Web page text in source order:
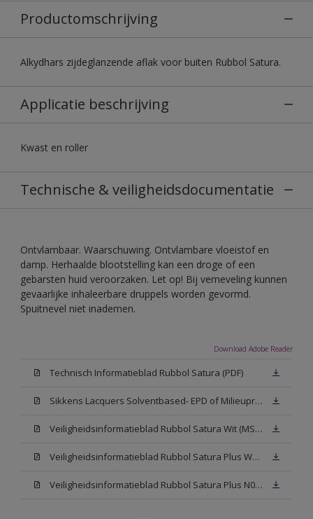
Productomschrijving
Alkydhars zijdeglanzende aflak voor buiten Rubbol Satura.
Applicatie beschrijving
Kwast en roller
Technische & veiligheidsdocumentatie
Ontvlambaar. Waarschuwing. Ontvlambare vloeistof en
damp. Herhaalde blootstelling kan een droge of een
gebarsten huid veroorzaken. Let op! Bij verneveling kunnen
gevaarlijke inhaleerbare druppels worden gevormd.
Spuitnevel niet inademen.
Download Adobe Reader
Technisch Informatieblad Rubbol Satura (PDF)
Sikkens Lacquers Solventbased- EPD of Milieuproductverklaring
Veiligheidsinformatieblad Rubbol Satura Wit (MSDS)
Veiligheidsinformatieblad Rubbol Satura Plus W05 (MSDS)
Veiligheidsinformatieblad Rubbol Satura Plus N00 (MSDS)